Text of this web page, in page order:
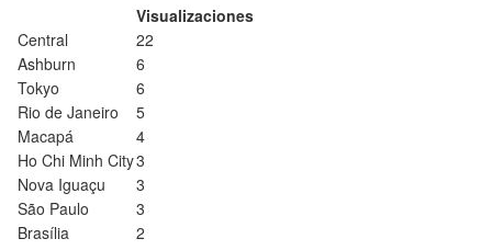
Visualizaciones
Central
22
Ashburn
6
Tokyo
6
Rio de Janeiro
5
Macapá
4
Ho Chi Minh City3
Nova Iguaçu
3
São Paulo
3
Brasília
2